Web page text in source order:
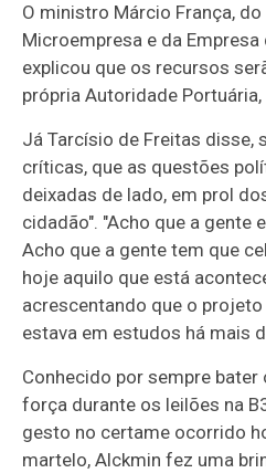
O ministro Márcio França,
Microempresa e da Empresa
explicou que os recursos
própria Autoridade Portuária,
Já Tarcísio de Freitas disse,
críticas, que as questões
deixadas de lado, em prol
cidadão". "Acho que a gente
Acho que a gente tem que
hoje aquilo que está
acrescentando que o
estava em estudos há mais
Conhecido por sempre
força durante os leilões na
gesto no certame ocorrido
martelo, Alckmin fez uma